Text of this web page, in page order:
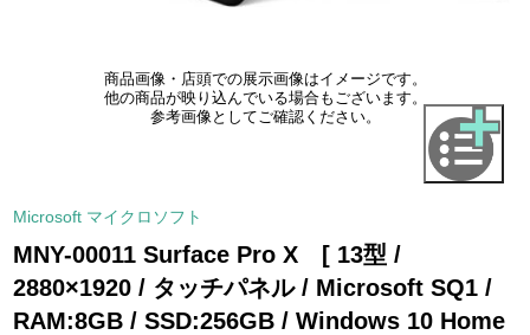
商品画像・店頭での展示画像はイメージです。
他の商品が映り込んでいる場合もございます。
参考画像としてご確認ください。
Microsoft マイクロソフト
MNY-00011 Surface Pro X [ 13型 /
2880×1920 / タッチパネル / Microsoft SQ1 /
RAM:8GB / SSD:256GB / Windows 10 Home